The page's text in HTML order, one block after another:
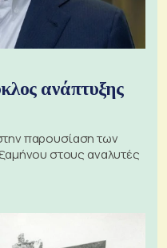
ανάπτυξης
παρουσίαση των
στους αναλυτές